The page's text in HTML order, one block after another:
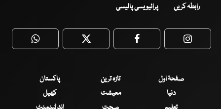
رابطہ کریں پرائیویسی پالیسی
WhatsApp Twitter Facebook
صفحۂ اول تازہ ترین
پاکستان
دنیا
معیشت
کھیل